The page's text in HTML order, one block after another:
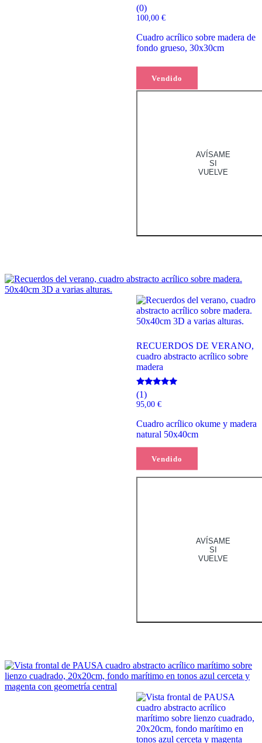
Vendido
(0)
100,00 €
Cuadro acrílico sobre madera de
fondo grueso, 30x30cm
Leer más
AVÍSAME
SI
VUELVE
Vendido
RECUERDOS DE VERANO,
cuadro abstracto acrílico sobre
madera
Valorado
con
5.00
(1)
95,00 €
Cuadro acrílico okume y madera
natural 50x40cm
Leer más
AVÍSAME
SI
VUELVE